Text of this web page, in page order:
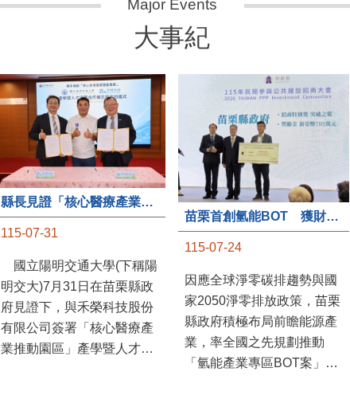
大事紀
縣長見證「核心醫療產業推動園區」產學合作簽約儀式
115-07-31
國立陽明交通大學(下稱陽
明交大)7月31日在苗栗縣政
府見證下，與禾榮科技股份
有限公司簽署「核心醫療產
業推動園區」產學暨人才培
苗栗首創氫能BOT 獲財政部「突破之翼」肯定
115-07-24
因應全球淨零碳排趨勢與國
家2050淨零排放政策，苗栗
縣政府積極布局前瞻能源產
業，率全國之先規劃推動
「氫能產業專區BOT案」，